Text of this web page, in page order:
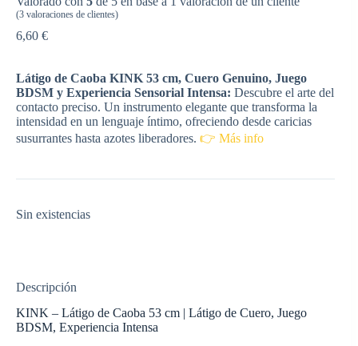
(3 valoraciones de clientes)
6,60 €
Látigo de Caoba KINK 53 cm, Cuero Genuino, Juego
BDSM y Experiencia Sensorial Intensa: Descubre el arte del
contacto preciso. Un instrumento elegante que transforma la
intensidad en un lenguaje íntimo, ofreciendo desde caricias
susurrantes hasta azotes liberadores. 👉 Más info
Sin existencias
Descripción
KINK – Látigo de Caoba 53 cm | Látigo de Cuero, Juego
BDSM, Experiencia Intensa